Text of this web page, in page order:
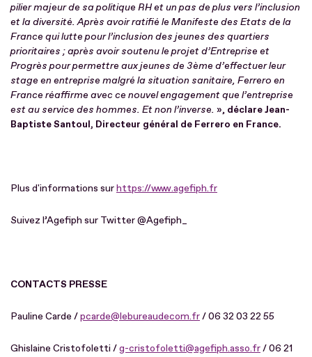
pilier majeur de sa politique RH et un pas de plus vers l’inclusion
et la diversité. Après avoir ratifié le Manifeste des Etats de la
France qui lutte pour l’inclusion des jeunes des quartiers
prioritaires ; après avoir soutenu le projet d’Entreprise et
Progrès pour permettre aux jeunes de 3ème d’effectuer leur
stage en entreprise malgré la situation sanitaire, Ferrero en
France réaffirme avec ce nouvel engagement que l’entreprise
est au service des hommes. Et non l’inverse. », déclare Jean-
Baptiste Santoul, Directeur général de Ferrero en France.
Plus d'informations surhttps://www.agefiph.fr
Suivez l’Agefiph sur Twitter @Agefiph_
CONTACTS PRESSE
Pauline Carde /pcarde@lebureaudecom.fr/ 06 32 03 22 55
Ghislaine Cristofoletti /g-cristofoletti@agefiph.asso.fr/ 06 21